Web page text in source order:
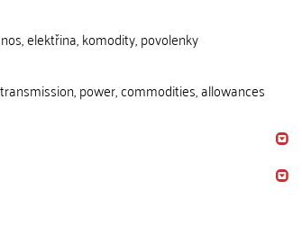
elektřina, komodity, povolenky
power, commodities, allowances